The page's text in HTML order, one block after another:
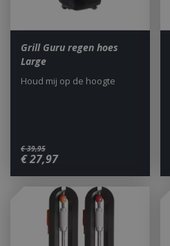
Grill Guru regen hoes
Large
€ 39,95
€27,97
Houd mij op de hoogte